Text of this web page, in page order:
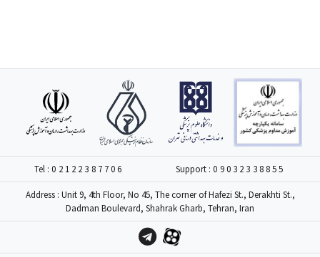
Tel :02122387706 Support :09032338855
Address : Unit 9, 4th Floor, No 45, The corner of Hafezi St., Derakhti St.,
Dadman Boulevard, Shahrak Gharb, Tehran, Iran